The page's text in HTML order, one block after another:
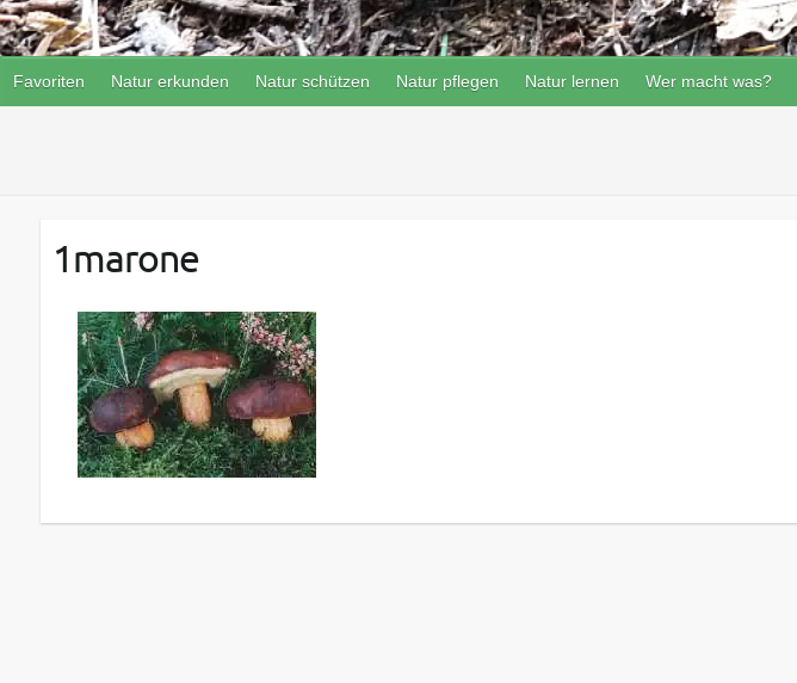
Favoriten Natur erkunden Natur schützen Natur pflegen Natur lernen Wer macht was?
1marone